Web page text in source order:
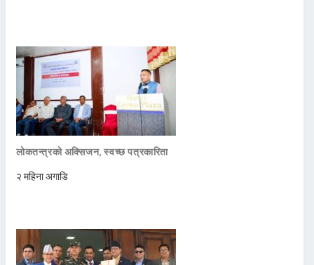
लोकतन्त्रको अक्सिजन, स्वच्छ पत्रकारिता
२ महिना अगाडि